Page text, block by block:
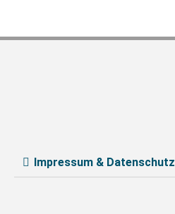
Impressum & Datenschutz